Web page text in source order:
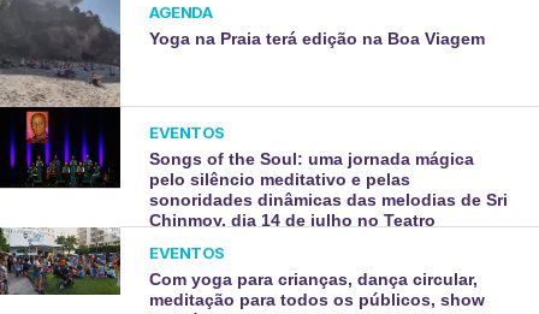
AGENDA
Yoga na Praia terá edição na Boa Viagem
EVENTOS
Songs of the Soul: uma jornada mágica
pelo silêncio meditativo e pelas
sonoridades dinâmicas das melodias de Sri
Chinmoy, dia 14 de julho no Teatro
EVENTOS
Com yoga para crianças, dança circular,
meditação para todos os públicos, show